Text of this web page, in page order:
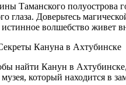
Таманского полуострова
глаза. Доверьтесь
истинное волшебство живет
Кануна в Ахтубинске
найти Канун в Ахтубинске,
который находится в